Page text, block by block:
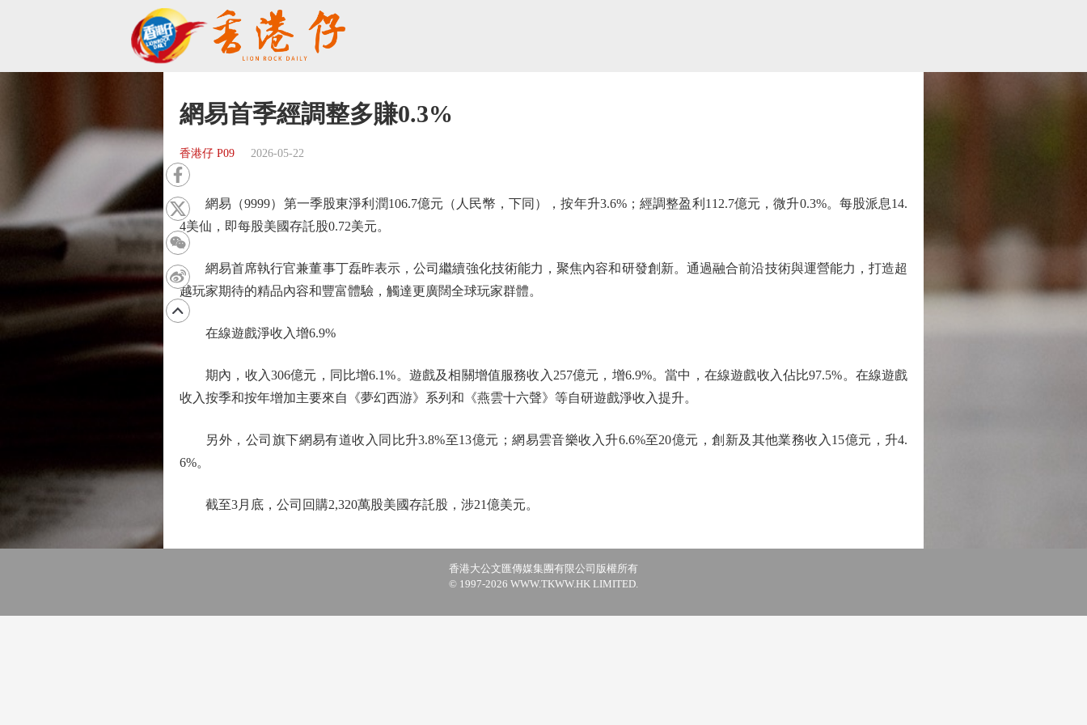
網易首季經調整多賺0.3%
香港仔 P09 2026-05-22
網易（9999）第一季股東淨利潤106.7億元（人民幣，下同），按年升3.6%；經調整盈利112.7億元，微升0.3%。每股派息14.
4美仙，即每股美國存託股0.72美元。
網易首席執行官兼董事丁磊昨表示，公司繼續強化技術能力，聚焦內容和研發創新。通過融合前沿技術與運營能力，打造超
越玩家期待的精品內容和豐富體驗，觸達更廣闊全球玩家群體。
在線遊戲淨收入增6.9%
期內，收入306億元，同比增6.1%。遊戲及相關增值服務收入257億元，增6.9%。當中，在線遊戲收入佔比97.5%。在線遊戲
收入按季和按年增加主要來自《夢幻西游》系列和《燕雲十六聲》等自研遊戲淨收入提升。
另外，公司旗下網易有道收入同比升3.8%至13億元；網易雲音樂收入升6.6%至20億元，創新及其他業務收入15億元，升4.
6%。
截至3月底，公司回購2,320萬股美國存託股，涉21億美元。
香港大公文匯傳媒集團有限公司版權所有
© 1997-2026 WWW.TKWW.HK LIMITED.